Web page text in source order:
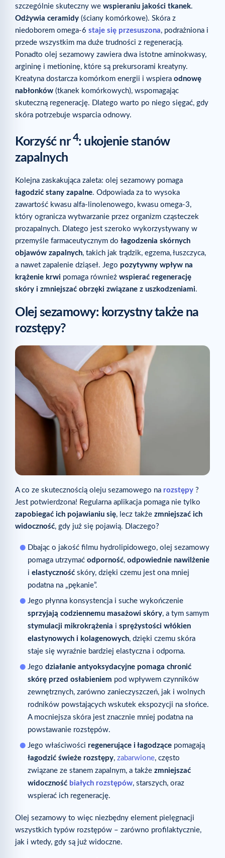
szczególnie skuteczny we wspieraniu jakości tkanek.
Odżywia ceramidy (ściany komórkowe). Skóra z
niedoborem omega-6 staje się przesuszona, podrażniona i
przede wszystkim ma duże trudności z regeneracją.
Ponadto olej sezamowy zawiera dwa istotne aminokwasy,
argininę i metioninę, które są prekursorami kreatyny.
Kreatyna dostarcza komórkom energii i wspiera odnowę
nabłonków (tkanek komórkowych), wspomagając
skuteczną regenerację. Dlatego warto po niego sięgać, gdy
skóra potrzebuje wsparcia odnowy.
Korzyść nr4: ukojenie stanów
zapalnych
Kolejna zaskakująca zaleta: olej sezamowy pomaga
łagodzić stany zapalne. Odpowiada za to wysoka
zawartość kwasu alfa-linolenowego, kwasu omega-3,
który ogranicza wytwarzanie przez organizm cząsteczek
prozapalnych. Dlatego jest szeroko wykorzystywany w
przemyśle farmaceutycznym do łagodzenia skórnych
objawów zapalnych, takich jak trądzik, egzema, łuszczyca,
a nawet zapalenie dziąseł. Jego pozytywny wpływ na
krążenie krwi pomaga również wspierać regenerację
skóry i zmniejszać obrzęki związane z uszkodzeniami.
Olej sezamowy: korzystny także na
rozstępy?
A co ze skutecznością oleju sezamowego na rozstępy ?
Jest potwierdzona! Regularna aplikacja pomaga nie tylko
zapobiegać ich pojawianiu się, lecz także zmniejszać ich
widoczność, gdy już się pojawią. Dlaczego?
Dbając o jakość filmu hydrolipidowego, olej sezamowy
pomaga utrzymać odporność, odpowiednie nawilżenie
i elastyczność skóry, dzięki czemu jest ona mniej
podatna na „pękanie”.
Jego płynna konsystencja i suche wykończenie
sprzyjają codziennemu masażowi skóry, a tym samym
stymulacji mikrokrążenia i sprężystości włókien
elastynowych i kolagenowych, dzięki czemu skóra
staje się wyraźnie bardziej elastyczna i odporna.
Jego działanie antyoksydacyjne pomaga chronić
skórę przed osłabieniem pod wpływem czynników
zewnętrznych, zarówno zanieczyszczeń, jak i wolnych
rodników powstających wskutek ekspozycji na słońce.
A mocniejsza skóra jest znacznie mniej podatna na
powstawanie rozstępów.
Jego właściwości regenerujące i łagodzące pomagają
łagodzić świeże rozstępy, zabarwione, często
związane ze stanem zapalnym, a także zmniejszać
widoczność białych rozstępów, starszych, oraz
wspierać ich regenerację.
Olej sezamowy to więc niezbędny element pielęgnacji
wszystkich typów rozstępów – zarówno profilaktycznie,
jak i wtedy, gdy są już widoczne.